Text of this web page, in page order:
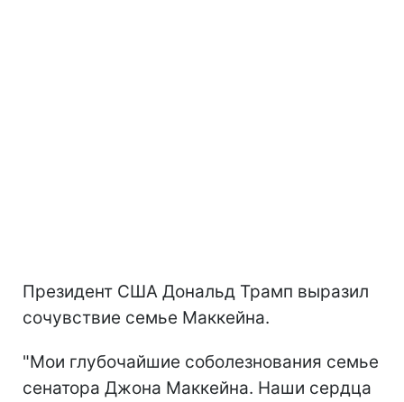
Президент США Дональд Трамп выразил
сочувствие семье Маккейна.
"Мои глубочайшие соболезнования семье
сенатора Джона Маккейна. Наши сердца